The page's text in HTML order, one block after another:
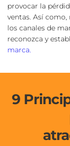
provocar la
ventas. Así
los canales de
reconozca y
marca.
9